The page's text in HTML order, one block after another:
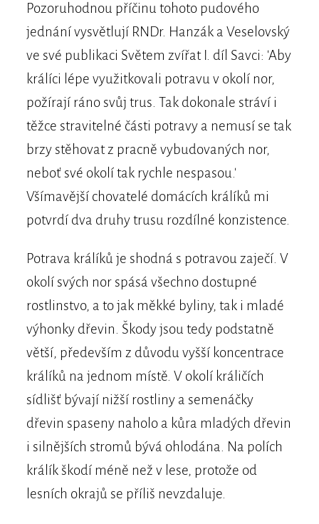
Pozoruhodnou příčinu tohoto pudového
jednání vysvětlují RNDr. Hanzák a Veselovský
ve své publikaci Světem zvířat I. díl Savci: 'Aby
králíci lépe využitkovali potravu v okolí nor,
požírají ráno svůj trus. Tak dokonale stráví i
těžce stravitelné části potravy a nemusí se tak
brzy stěhovat z pracně vybudovaných nor,
neboť své okolí tak rychle nespasou.'
Všímavější chovatelé domácích králíků mi
potvrdí dva druhy trusu rozdílné konzistence.
Potrava králíků je shodná s potravou zaječí. V
okolí svých nor spásá všechno dostupné
rostlinstvo, a to jak měkké byliny, tak i mladé
výhonky dřevin. Škody jsou tedy podstatně
větší, především z důvodu vyšší koncentrace
králíků na jednom místě. V okolí králičích
sídlišť bývají nižší rostliny a semenáčky
dřevin spaseny naholo a kůra mladých dřevin
i silnějších stromů bývá ohlodána. Na polích
králík škodí méně než v lese, protože od
lesních okrajů se příliš nevzdaluje.